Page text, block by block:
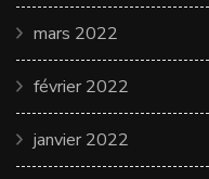
mars 2022
février 2022
janvier 2022